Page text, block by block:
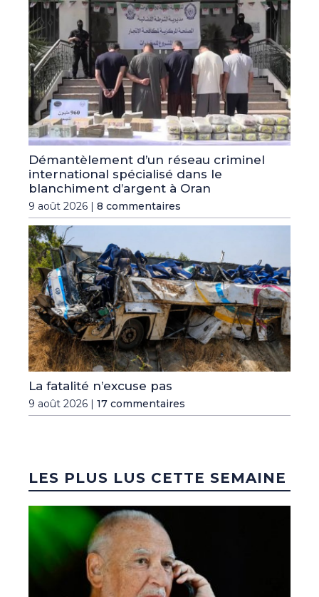
Démantèlement d’un réseau criminel
international spécialisé dans le
blanchiment d’argent à Oran
9 août 2026 | 8 commentaires
La fatalité n’excuse pas
9 août 2026 | 17 commentaires
LES PLUS LUS CETTE SEMAINE